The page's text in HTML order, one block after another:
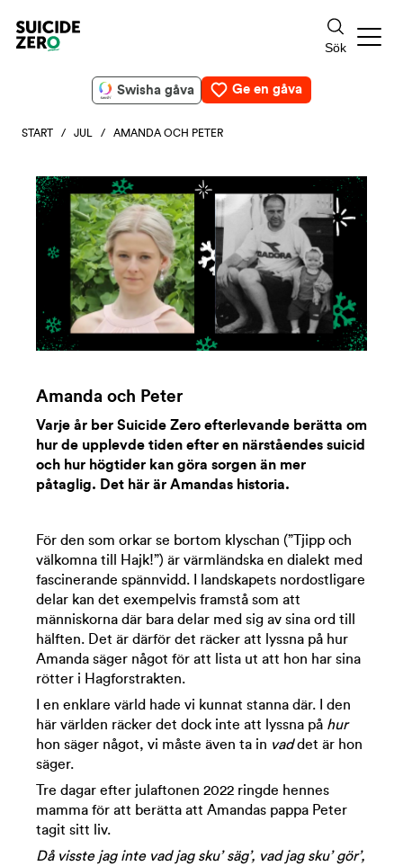
Swisha gåva Ge en gåva
START / JUL / AMANDA OCH PETER
Amanda och Peter
Varje år ber Suicide Zero efterlevande berätta om
hur de upplevde tiden efter en närståendes suicid
och hur högtider kan göra sorgen än mer
påtaglig. Det här är Amandas historia.
För den som orkar se bortom klyschan (”Tjipp och
välkomna till Hajk!”) är värmländska en dialekt med
fascinerande spännvidd. I landskapets nordostligare
delar kan det exempelvis framstå som att
människorna där bara delar med sig av sina ord till
hälften. Det är därför det räcker att lyssna på hur
Amanda säger något för att lista ut att hon har sina
rötter i Hagforstrakten.
I en enklare värld hade vi kunnat stanna där. I den
här världen räcker det dock inte att lyssna på hur
hon säger något, vi måste även ta in vaddet är hon
säger.
Tre dagar efter julaftonen 2022 ringde hennes
mamma för att berätta att Amandas pappa Peter
tagit sitt liv.
Då visste jag inte vad jag sku’ säg’, vad jag sku’ gör’,